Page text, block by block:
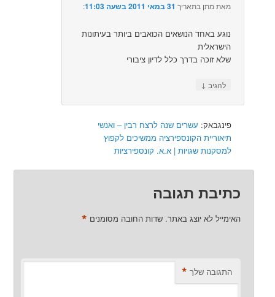
מאתמתן בתאריך 31 במאי 2011 בשעה 11:03 :‏
נוגע באחד הנושאים הכואבים ביותר בעיתונות
הישראלית
שלא זוכה בדרך כלל לדיון ציבורי
להגיב ↓
פינגבאק: עשרים שנה לרצח רבין – ואנשי
תיאוריית הקונספירציה ממשיכים לקפוץ
למסקנות שגויות | א.א. קונספירציות
כתיבת תגובה
האימייל לא יוצג באתר. שדות החובה מסומנים *
התגובה שלך *